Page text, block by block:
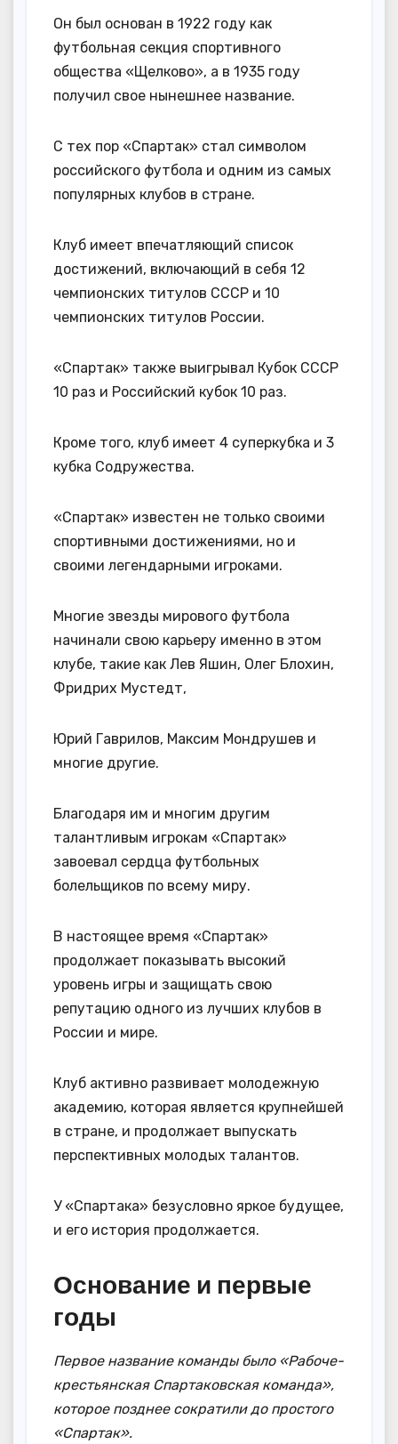
Он был основан в 1922 году как
футбольная секция спортивного
общества «Щелково», а в 1935 году
получил свое нынешнее название.
С тех пор «Спартак» стал символом
российского футбола и одним из самых
популярных клубов в стране.
Клуб имеет впечатляющий список
достижений, включающий в себя 12
чемпионских титулов СССР и 10
чемпионских титулов России.
«Спартак» также выигрывал Кубок СССР
10 раз и Российский кубок 10 раз.
Кроме того, клуб имеет 4 суперкубка и 3
кубка Содружества.
«Спартак» известен не только своими
спортивными достижениями, но и
своими легендарными игроками.
Многие звезды мирового футбола
начинали свою карьеру именно в этом
клубе, такие как Лев Яшин, Олег Блохин,
Фридрих Мустедт,
Юрий Гаврилов, Максим Мондрушев и
многие другие.
Благодаря им и многим другим
талантливым игрокам «Спартак»
завоевал сердца футбольных
болельщиков по всему миру.
В настоящее время «Спартак»
продолжает показывать высокий
уровень игры и защищать свою
репутацию одного из лучших клубов в
России и мире.
Клуб активно развивает молодежную
академию, которая является крупнейшей
в стране, и продолжает выпускать
перспективных молодых талантов.
У «Спартака» безусловно яркое будущее,
и его история продолжается.
Основание и первые
годы
Первое название команды было «Рабоче-
крестьянская Спартаковская команда»,
которое позднее сократили до простого
«Спартак».